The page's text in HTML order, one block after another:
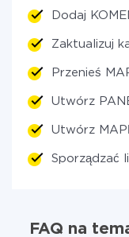
Dodaj
Zaktualizuj
Przenieś
Utwórz
Utwórz
Sporządzać
FAQ na